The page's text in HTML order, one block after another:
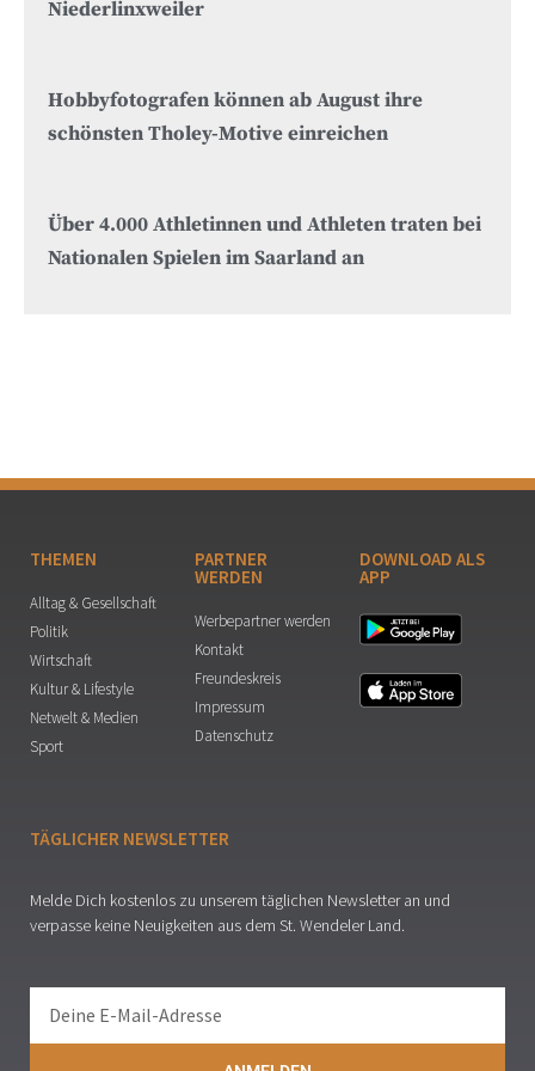
Niederlinxweiler
Hobbyfotografen können ab August ihre
schönsten Tholey-Motive einreichen
Über 4.000 Athletinnen und Athleten traten bei
Nationalen Spielen im Saarland an
THEMEN
Alltag & Gesellschaft
Politik
Wirtschaft
Kultur & Lifestyle
Netwelt & Medien
Sport
PARTNER
WERDEN
Werbepartner werden
Kontakt
Freundeskreis
Impressum
Datenschutz
DOWNLOAD ALS
APP
TÄGLICHER NEWSLETTER
Melde Dich kostenlos zu unserem täglichen Newsletter an und
verpasse keine Neuigkeiten aus dem St. Wendeler Land.